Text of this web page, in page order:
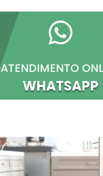

ATENDIMENTO
WHATSAPP